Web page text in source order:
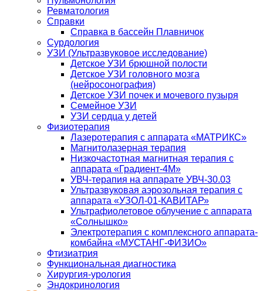
Ревматология
Справки
Справка в бассейн Плавничок
Сурдология
УЗИ (Ультразвуковое исследование)
Детское УЗИ брюшной полости
Детское УЗИ головного мозга
(нейросонография)
Детское УЗИ почек и мочевого пузыря
Семейное УЗИ
УЗИ сердца у детей
Физиотерапия
Лазеротерапия с аппарата «МАТРИКС»
Магнитолазерная терапия
Низкочастотная магнитная терапия с
аппарата «Градиент-4М»
УВЧ-терапия на аппарате УВЧ-30.03
Ультразвуковая аэрозольная терапия с
аппарата «УЗОЛ-01-КАВИТАР»
Ультрафиолетовое облучение с аппарата
«Солнышко»
Электротерапия с комплексного аппарата-
комбайна «МУСТАНГ-ФИЗИО»
Фтизиатрия
Функциональная диагностика
Хирургия-урология
Эндокринология